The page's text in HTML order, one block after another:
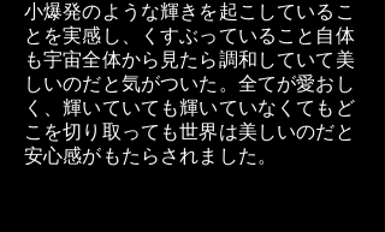
小爆発のような輝きを起こしているこ
とを実感し、くすぶっていること自体
も宇宙全体から見たら調和していて美
しいのだと気がついた。全てが愛おし
く、輝いていても輝いていなくてもど
こを切り取っても世界は美しいのだと
安心感がもたらされました。